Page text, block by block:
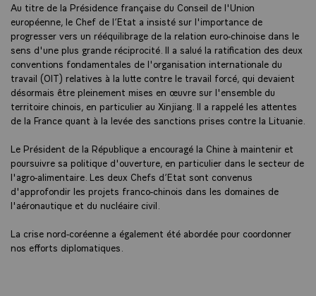
Au titre de la Présidence française du Conseil de l'Union
européenne, le Chef de l’Etat a insisté sur l'importance de
progresser vers un rééquilibrage de la relation euro-chinoise dans le
sens d'une plus grande réciprocité. Il a salué la ratification des deux
conventions fondamentales de l'organisation internationale du
travail (OIT) relatives à la lutte contre le travail forcé, qui devaient
désormais être pleinement mises en œuvre sur l'ensemble du
territoire chinois, en particulier au Xinjiang. Il a rappelé les attentes
de la France quant à la levée des sanctions prises contre la Lituanie.
Le Président de la République a encouragé la Chine à maintenir et
poursuivre sa politique d'ouverture, en particulier dans le secteur de
l'agro-alimentaire. Les deux Chefs d’Etat sont convenus
d'approfondir les projets franco-chinois dans les domaines de
l'aéronautique et du nucléaire civil.
La crise nord-coréenne a également été abordée pour coordonner
nos efforts diplomatiques.